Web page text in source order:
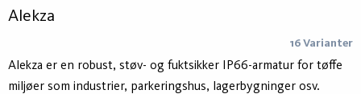
Alekza
16 Varianter
Alekza er en robust, støv- og fuktsikker IP66-armatur for tøffe
miljøer som industrier, parkeringshus, lagerbygninger osv.